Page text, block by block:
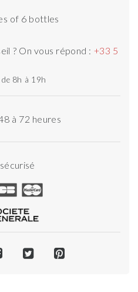
of 6 bottles
? On vous répond : +33 5
8h à 19h
à 72 heures